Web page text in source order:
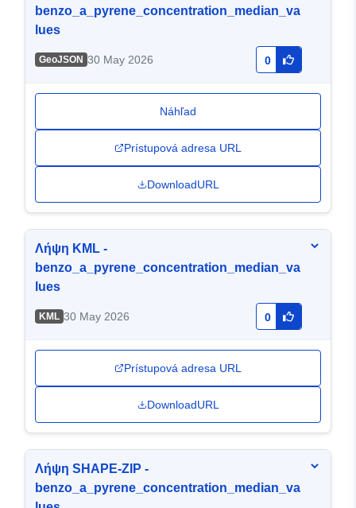
benzo_a_pyrene_concentration_median_va
lues
GeoJSON 30 May 2026 0
Náhľad
Prístupová adresa URL
DownloadURL
Λήψη KML -
benzo_a_pyrene_concentration_median_va
lues
KML 30 May 2026 0
Prístupová adresa URL
DownloadURL
Λήψη SHAPE-ZIP -
benzo_a_pyrene_concentration_median_va